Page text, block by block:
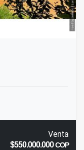
Venta
$550.000.000COP